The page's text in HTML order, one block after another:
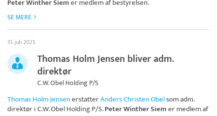
Peter Winther Siemer medlem af bestyrelsen.
SE MERE
31. juli 2025
Thomas Holm Jensen bliver adm.
direktør
C.W. Obel Holding P/S
Thomas Holm JensenerstatterAnders Christen Obelsom adm.
direktør iC.W. Obel Holding P/S.Peter Winther Siemer medlem af